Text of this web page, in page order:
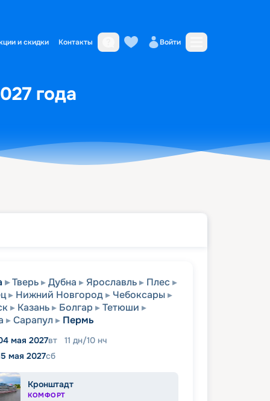
и скидки Контакты Войти
года
Тверь Дубна Ярославль
Плес
Нижний Новгород
Чебоксары
Казань Болгар
Тетюши
Сарапул Пермь
мая 2027вт 11 дн/10 нч
мая 2027сб
Кронштадт
КОМФОРТ